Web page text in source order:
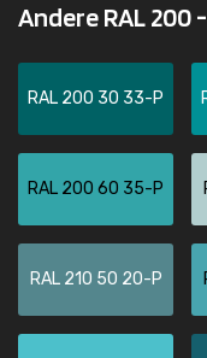
Andere RAL 200
RAL 200 30 33-P
RAL 200 60 35-P
RAL 210 50 20-P